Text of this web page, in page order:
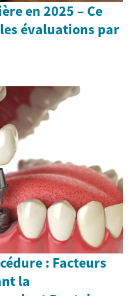
en 2025 – Ce
évaluations par
: Facteurs
la